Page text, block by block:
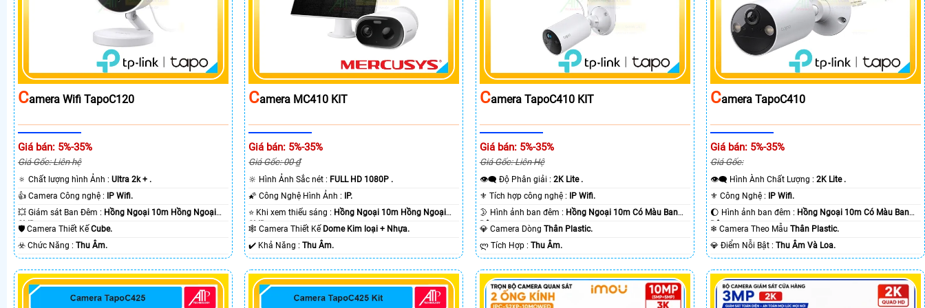
CAmera Wifi TapoC120
Giá bán: 5%-35%
Giá Gốc: Liên hệ
🔅 Chất lượng hình Ảnh : Ultra 2k + .
👍 Camera Công nghệ : IP Wifi.
💥 Giám sát Ban Đêm : Hồng Ngoại 10m Hồng Ngoại
SMD.🛡 Camera Thiết KếCube.
️☣️ Chức Năng : Thu Âm.
CAmera MC410 KIT
Giá bán: 5%-35%
Giá Gốc: 00 ₫
🔆 Hình Ảnh Sắc nét : FULL HD 1080P .
🌠 Công Nghệ Hình Ảnh : IP.
⭐ Khi xem thiếu sáng : Hồng Ngoại 10m Hồng Ngoại
SMD.🕸️ Camera Thiết Kế Dome Kim loại + Nhựa.
️✔️ Khả Năng :Thu Âm.
CAmera TapoC410 KIT
Giá bán: 5%-35%
Giá Gốc: Liên Hệ
👁️‍🗨 Độ Phân giải : 2K Lite .
⚜️ Tích hợp công nghệ : IP Wifi.
🌛 Hình ảnh ban đêm : Hồng Ngoại 10m Có Màu Ban
Ðêm.💎 Camera Dòng Thân Plastic.
️ლ Tích Hợp : Thu Âm.
CAmera TapoC410
Giá bán: 5%-35%
Giá Gốc:
👁️‍🗨 Hình Ành Chất Lượng :2K Lite .
⚜️ Công Nghệ : IP Wifi.
🌔 Hình ảnh ban đêm : Hồng Ngoại 10m Có Màu Ban
Ðêm.❄ Camera Theo MẫuThân Plastic.
️💎 Điểm Nỗi Bật :Thu Âm Và Loa.